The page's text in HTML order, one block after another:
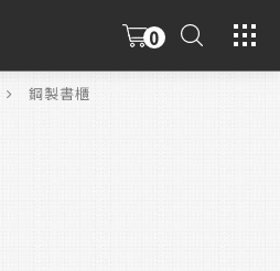
0
鋼製書櫃